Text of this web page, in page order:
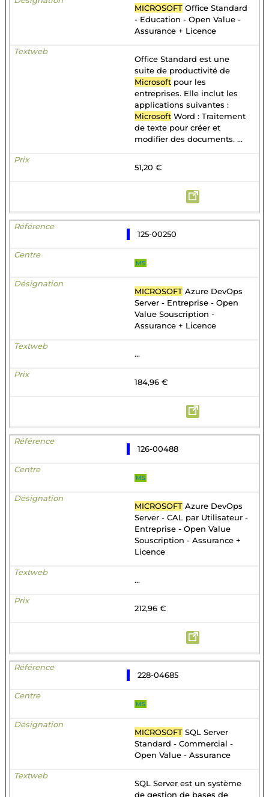
MICROSOFT Office Standard
- Education - Open Value -
Assurance + Licence
Office Standard est une
suite de productivité de
Microsoft pour les
entreprises. Elle inclut les
applications suivantes :
Microsoft Word : Traitement
de texte pour créer et
modifier des documents. ...
51,20 €
125-00250
MS
MICROSOFT Azure DevOps
Server - Entreprise - Open
Value Souscription -
Assurance + Licence
...
184,96 €
126-00488
MS
MICROSOFT Azure DevOps
Server - CAL par Utilisateur -
Entreprise - Open Value
Souscription - Assurance +
Licence
...
212,96 €
228-04685
MS
MICROSOFT SQL Server
Standard - Commercial -
Open Value - Assurance
SQL Server est un système
de gestion de bases de